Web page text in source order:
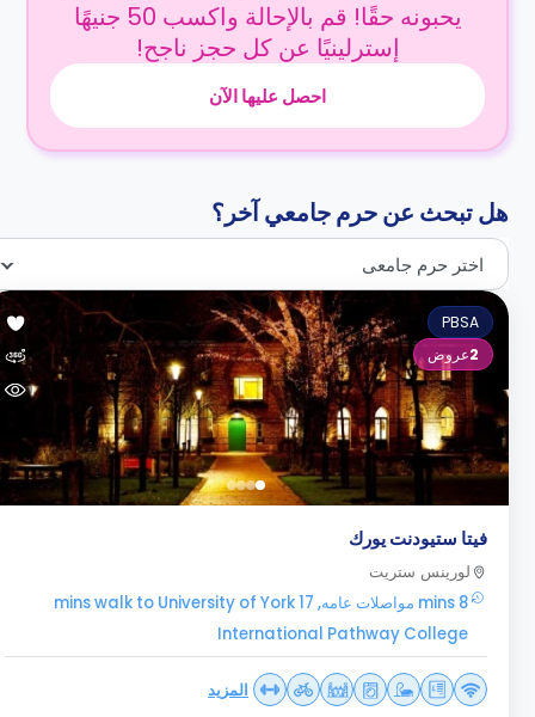
يحبونه حقًا! قم بالإحالة واكسب 50 جنيهًا
إسترلينيًا عن كل حجز ناجح!
احصل عليها الآن
هل تبحث عن حرم جامعي آخر؟
اختر حرم جامعى
PBSA
2 عروض
فيتا ستيودنت يورك
لورينس ستريت
8 mins مواصلات عامه, 17 mins walk to University of York
International Pathway College
المزيد